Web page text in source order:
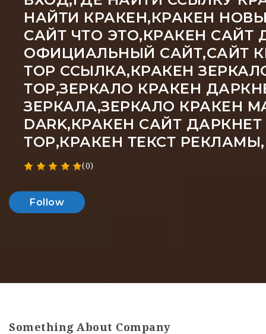
НАЙТИ КРАКЕН,КРАКЕН
САЙТ ЧТО ЭТО,КРАКЕН САЙТ
ОФИЦИАЛЬНЫЙ САЙТ,САЙТ
ТОР ССЫЛКА,КРАКЕН
ТОР,ЗЕРКАЛО КРАКЕН
ЗЕРКАЛА,ЗЕРКАЛО КРАКЕН
DARK,КРАКЕН САЙТ
ТОР,КРАКЕН ТЕКСТ
(0)
Follow
Something About Company